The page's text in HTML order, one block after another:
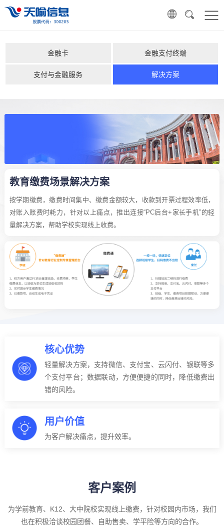
金融卡 金融支付终端
支付与金融服务 解决方案
教育缴费场景解决方案
按学期缴费，缴费时间集中、缴费金额较大，收款到开票过程效率低，
对账入账费时耗力，针对以上痛点，推出连接“PC后台+家长手机”的轻
量解决方案，帮助学校实现线上收费。
核心优势
轻量解决方案，支持微信、支付宝、云闪付、银联等多
个支付平台；数据联动，方便便捷的同时，降低缴费出
错的风险。
用户价值
为客户解决痛点，提升效率。
客户案例
为学前教育、K12、大中院校实现线上缴费，针对校园内市场，我们
也在积极洽谈校园团餐、自助售卖、学平险等方向的合作。